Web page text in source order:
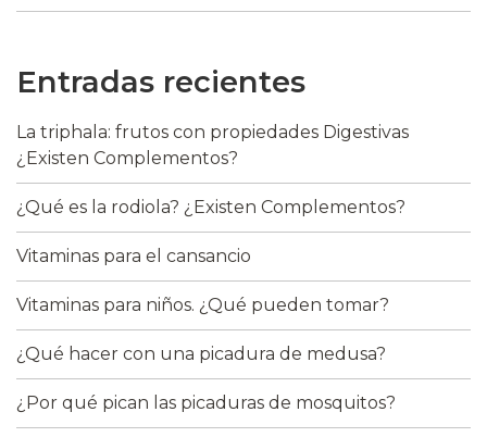
Entradas recientes
La triphala: frutos con propiedades Digestivas
¿Existen Complementos?
¿Qué es la rodiola? ¿Existen Complementos?
Vitaminas para el cansancio
Vitaminas para niños. ¿Qué pueden tomar?
¿Qué hacer con una picadura de medusa?
¿Por qué pican las picaduras de mosquitos?